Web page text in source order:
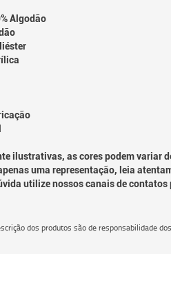
Algodão
ilustrativas, as cores podem variar
uma representação, leia
utilize nossos canais de
dos produtos são de responsabilidade